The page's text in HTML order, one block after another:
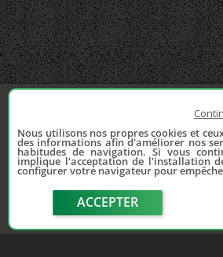
Nous utilisons nos propres cookies et
des informations afin d'améliorer nos
habitudes de navigation. Si vous
implique l'acceptation de l'installation
configurer votre navigateur pour
ACCEPTER